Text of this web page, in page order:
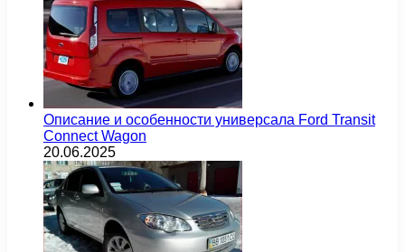
Описание и особенности универсала Ford Transit
Connect Wagon
20.06.2025